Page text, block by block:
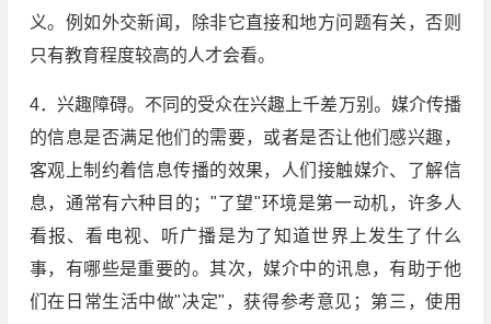
义。例如外交新闻，除非它直接和地方问题有关，否则
只有教育程度较高的人才会看。
4．兴趣障碍。不同的受众在兴趣上千差万别。媒介传播
的信息是否满足他们的需要，或者是否让他们感兴趣，
客观上制约着信息传播的效果，人们接触媒介、了解信
息，通常有六种目的；"了望"环境是第一动机，许多人
看报、看电视、听广播是为了知道世界上发生了什么
事，有哪些是重要的。其次，媒介中的讯息，有助于他
们在日常生活中做"决定"，获得参考意见；第三，使用